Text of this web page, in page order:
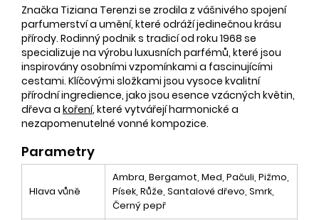
Značka Tiziana Terenzi se zrodila z vášnivého spojení
parfumerství a umění, které odráží jedinečnou krásu
přírody. Rodinný podnik s tradicí od roku 1968 se
specializuje na výrobu luxusních parfémů, které jsou
inspirovány osobními vzpomínkami a fascinujícími
cestami. Klíčovými složkami jsou vysoce kvalitní
přírodní ingredience, jako jsou esence vzácných květin,
dřeva a koření, které vytvářejí harmonické a
nezapomenutelné vonné kompozice.
Parametry
Hlava vůně
Ambra, Bergamot, Med, Pačuli, Pižmo,
Písek, Růže, Santalové dřevo, Smrk,
Černý pepř